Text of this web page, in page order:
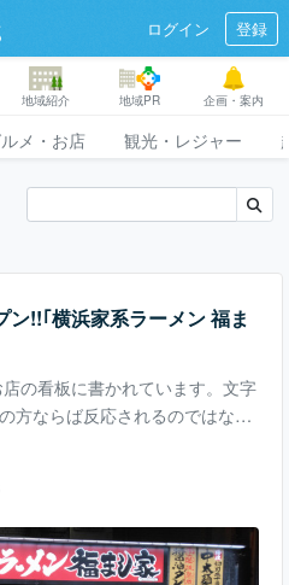
ログイン 登録
地域紹介 地域PR 企画・案内
メ・お店 観光・レジャー
!!｢横浜家系ラーメン 福ま
の看板に書かれています。文字
方ならば反応されるのではない
横浜家系ラーメンを世に更に大
りです。というか、全く同じ
さんのサポートを受け地元・大
ーメンのお店です。 既に家系ス
ましたが、横浜家系という看板